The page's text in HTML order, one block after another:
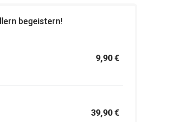
begeistern!
9,90 €
39,90 €